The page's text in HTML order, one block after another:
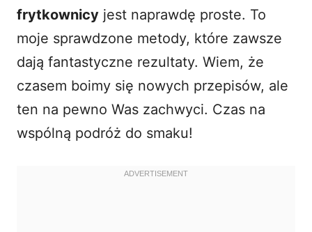
frytkownicy jest naprawdę proste. To
moje sprawdzone metody, które zawsze
dają fantastyczne rezultaty. Wiem, że
czasem boimy się nowych przepisów, ale
ten na pewno Was zachwyci. Czas na
wspólną podróż do smaku!